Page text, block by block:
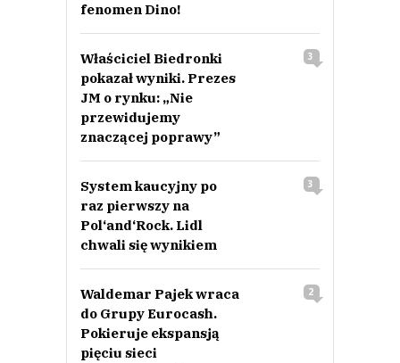
fenomen Dino!
Właściciel Biedronki
pokazał wyniki. Prezes
JM o rynku: „Nie
przewidujemy
znaczącej poprawy”
3
System kaucyjny po
raz pierwszy na
Pol‘and‘Rock. Lidl
chwali się wynikiem
3
Waldemar Pajek wraca
do Grupy Eurocash.
Pokieruje ekspansją
pięciu sieci
2